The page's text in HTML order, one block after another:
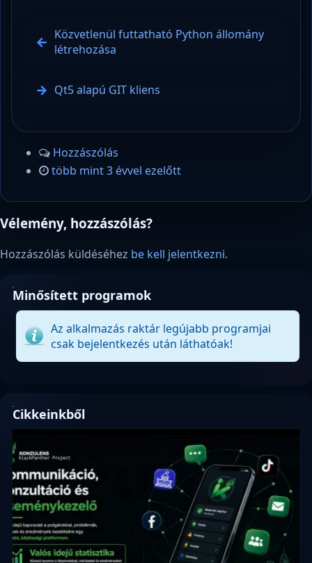
Közvetlenül futtatható Python állomány
létrehozása
Qt5 alapú GIT kliens
Hozzászólás
több mint 3 évvel ezelőtt
Vélemény, hozzászólás?
Hozzászólás küldéséhez be kell jelentkezni.
Minősített programok
Az alkalmazás raktár legújabb programjai
csak bejelentkezés után láthatóak!
Cikkeinkből